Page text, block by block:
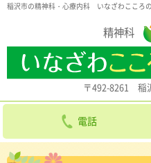
稲沢市の精神科・心療内科 いなざわこころ
精神科
〒492-8261 稲
電話